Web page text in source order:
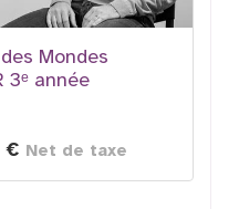
Mondes
3ᵉ année
€ Net de taxe